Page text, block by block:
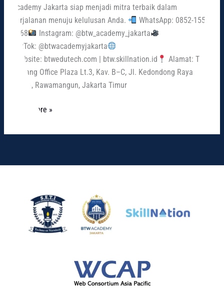
Academy Jakarta siap menjadi mitra terbaik dalam
perjalanan menuju kelulusan Anda.
WhatsApp: 0852-1555-
6668
Instagram: @btw_academy_jakarta
TikTok: @btwacademyjakarta
Website: btwedutech.com | btw.skillnation.id
Alamat: The
Wayang Office Plaza Lt.3, Kav. B–C, Jl. Kedondong Raya
No.5A, Rawamangun, Jakarta Timur
Read More »